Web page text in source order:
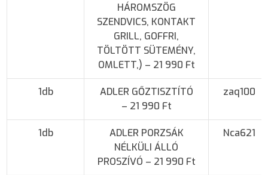
HÁROMSZÖG
SZENDVICS, KONTAKT
GRILL, GOFFRI,
TÖLTÖTT SÜTEMÉNY,
OMLETT,) – 21 990 Ft
1db
ADLER GŐZTISZTÍTÓ
– 21 990 Ft
zaq100
1db
ADLER PORZSÁK
NÉLKÜLI ÁLLÓ
PROSZÍVÓ – 21 990 Ft
Nca621